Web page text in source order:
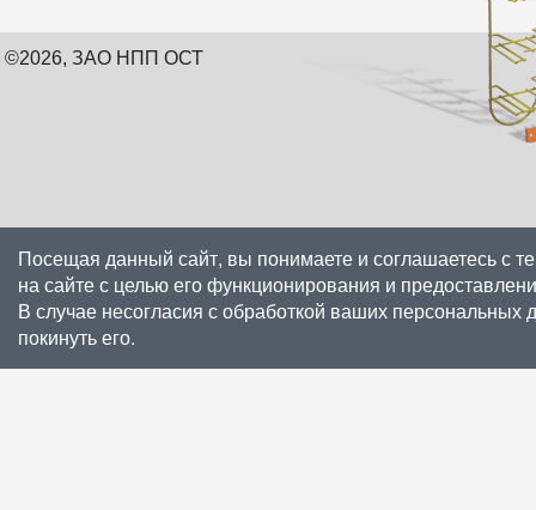
©2026, ЗАО НПП ОСТ
Посещая данный сайт, вы понимаете и соглашаетесь с
на сайте с целью его функционирования и
В случае несогласия с обработкой ваших
покинуть его.